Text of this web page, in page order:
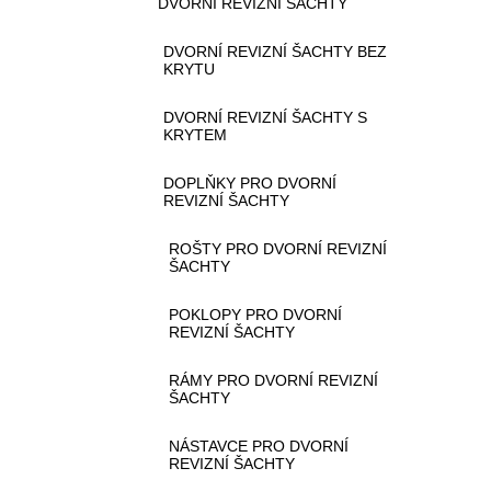
DVORNÍ REVIZNÍ ŠACHTY BEZ
KRYTU
DVORNÍ REVIZNÍ ŠACHTY S
KRYTEM
DOPLŇKY PRO DVORNÍ
REVIZNÍ ŠACHTY
ROŠTY PRO DVORNÍ REVIZNÍ
ŠACHTY
POKLOPY PRO DVORNÍ
REVIZNÍ ŠACHTY
RÁMY PRO DVORNÍ REVIZNÍ
ŠACHTY
NÁSTAVCE PRO DVORNÍ
REVIZNÍ ŠACHTY